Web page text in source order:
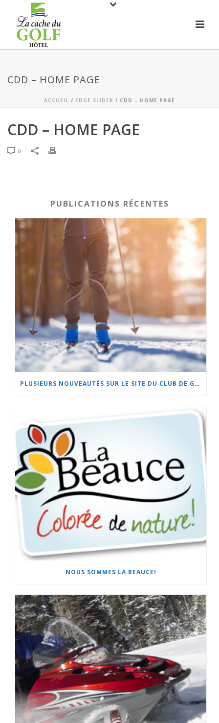
CDD – HOME PAGE
ACCUEIL / EDGE SLIDER / CDD – HOME PAGE
CDD – HOME PAGE
0
PUBLICATIONS RÉCENTES
PLUSIEURS NOUVEAUTÉS SUR LE SITE DU CLUB DE GOLF DE BEAUCEVILLE ET À L’HÔTEL LA CACHE DU GOLF!
NOUS SOMMES LA BEAUCE!